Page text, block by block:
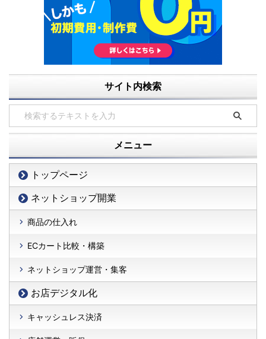
サイト内検索
メニュー
トップページ
ネットショップ開業
商品の仕入れ
ECカート比較・構築
ネットショップ運営・集客
お店デジタル化
キャッシュレス決済